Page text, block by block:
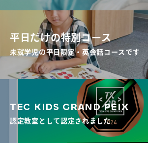
平日だけの特別コース
未就学児の平日限定・英会話コースです
TEC KIDS GRAND PEIX
認定教室として認定されました